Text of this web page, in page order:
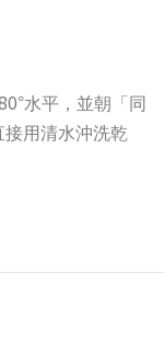
°水平，並朝「同
用清水沖洗乾